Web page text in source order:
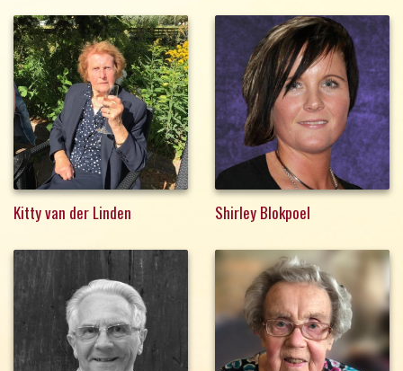
Kitty van der Linden Shirley Blokpoel